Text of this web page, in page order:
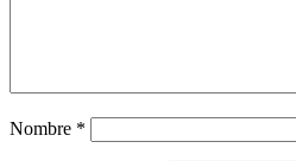
Nombre *